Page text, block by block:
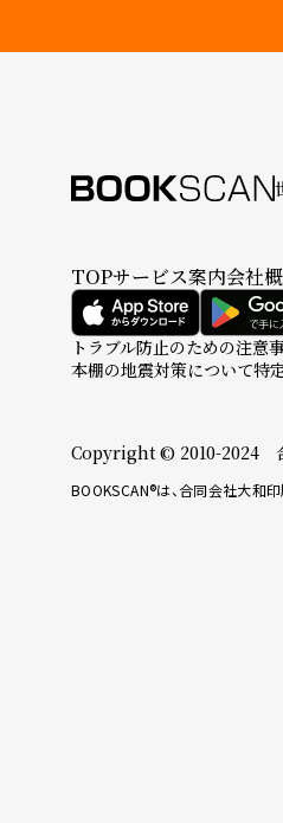
TOPサービス案内会社
トラブル防止のための注意
本棚の地震対策について特
Copyright © 2010-2024
BOOKSCAN®は、合同会社大